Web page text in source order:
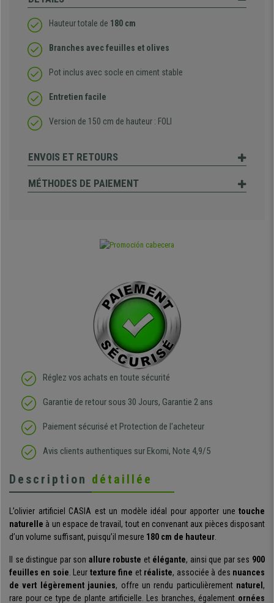
Hauteur totale de 180 cm
Branches avec feuilles et olives
Pot inclus avec socle en ciment stable
Entretien facile
Version de 150 cm de hauteur : FOLI
ENVOIS ET RETOURS
MÉTHODES DE PAIEMENT
Réglez vos achats en toute sécurité
Garantie de retour sous 30 Jours, Garantie 2 ans
Paiement sécurisé et Protection de l'acheteur
Avis clients authentiques sur Ekomi, Note 4,9/5
Description détaillée
L’olivier artificiel CASIA est un modèle idéal pour apporter une touche
naturelle à un espace de travail, tout en convenant aux pièces disposant
d’un volume suffisant, puisqu’il mesure 180 cm de hauteur.
Il se distingue par son allure robuste et élégante, ainsi que par ses 900
feuilles en soie. Leur texture fine et réaliste, associée à des nuances
de vert légèrement jaunies, offre un rendu particulièrement naturel ,
rare pour ce type de plante artificielle. Les branches, également ornées